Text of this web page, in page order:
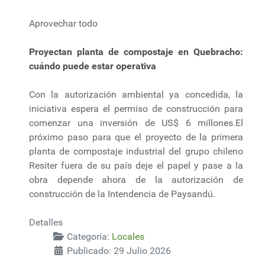
Aprovechar todo
Proyectan planta de compostaje en Quebracho:
cuándo puede estar operativa
Con la autorización ambiental ya concedida, la
iniciativa espera el permiso de construcción para
comenzar una inversión de US$ 6 millones.El
próximo paso para que el proyecto de la primera
planta de compostaje industrial del grupo chileno
Resiter fuera de su país deje el papel y pase a la
obra depende ahora de la autorización de
construcción de la Intendencia de Paysandú.
Detalles
Categoría: Locales
Publicado: 29 Julio 2026